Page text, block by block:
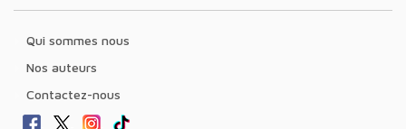
Qui sommes nous
Nos auteurs
Contactez-nous